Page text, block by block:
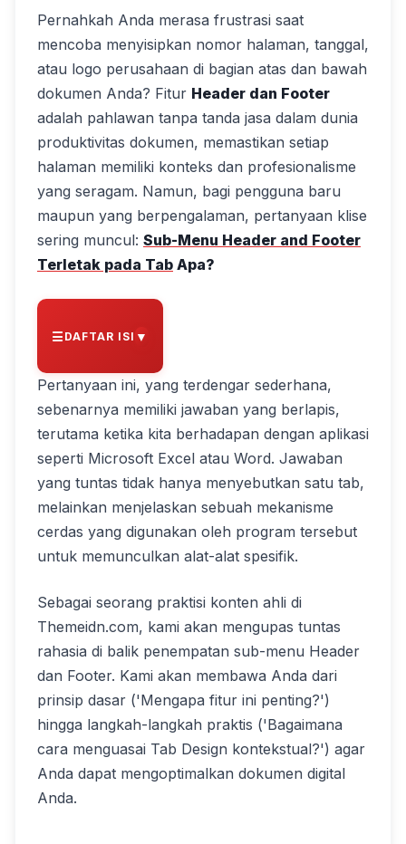
Pernahkah Anda merasa frustrasi saat
mencoba menyisipkan nomor halaman, tanggal,
atau logo perusahaan di bagian atas dan bawah
dokumen Anda? Fitur Header dan Footer
adalah pahlawan tanpa tanda jasa dalam dunia
produktivitas dokumen, memastikan setiap
halaman memiliki konteks dan profesionalisme
yang seragam. Namun, bagi pengguna baru
maupun yang berpengalaman, pertanyaan klise
sering muncul: Sub-Menu Header and Footer
Terletak pada Tab Apa?
DAFTAR ISI ▼
Pertanyaan ini, yang terdengar sederhana,
sebenarnya memiliki jawaban yang berlapis,
terutama ketika kita berhadapan dengan aplikasi
seperti Microsoft Excel atau Word. Jawaban
yang tuntas tidak hanya menyebutkan satu tab,
melainkan menjelaskan sebuah mekanisme
cerdas yang digunakan oleh program tersebut
untuk memunculkan alat-alat spesifik.
Sebagai seorang praktisi konten ahli di
Themeidn.com, kami akan mengupas tuntas
rahasia di balik penempatan sub-menu Header
dan Footer. Kami akan membawa Anda dari
prinsip dasar ('Mengapa fitur ini penting?')
hingga langkah-langkah praktis ('Bagaimana
cara menguasai Tab Design kontekstual?') agar
Anda dapat mengoptimalkan dokumen digital
Anda.